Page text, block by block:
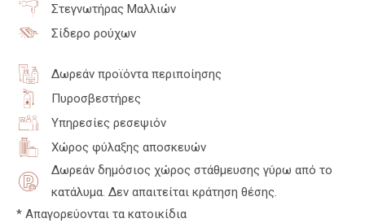
Στεγνωτήρας Μαλλιών
Σίδερο ρούχων
Δωρεάν προϊόντα περιποίησης
Πυροσβεστήρες
Υπηρεσίες ρεσεψιόν
Χώρος φύλαξης αποσκευών
Δωρεάν δημόσιος χώρος στάθμευσης γύρω από το
κατάλυμα. Δεν απαιτείται κράτηση θέσης.
* Απαγορεύονται τα κατοικίδια